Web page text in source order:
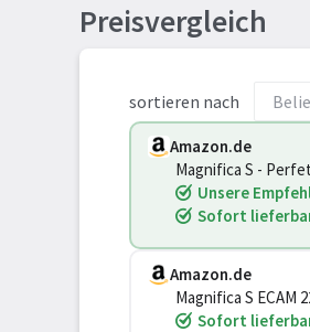
Preisvergleich
sortieren nach
Amazon.de
Magnifica S -
Cappuccino
Unsere
Sofort
Amazon.de
Magnifica S ECAM
Sofort